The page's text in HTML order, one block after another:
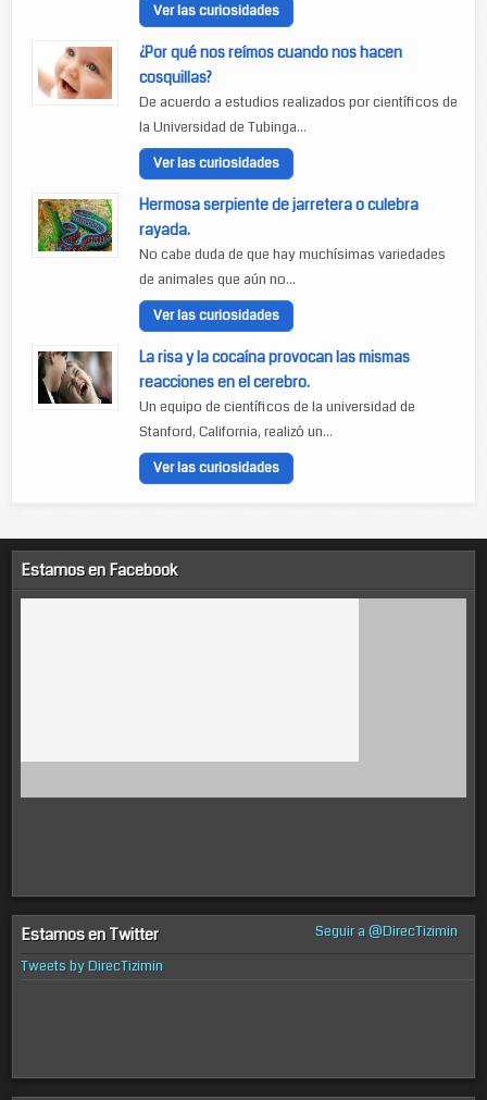
Ver las curiosidades
¿Por qué nos reímos cuando nos hacen
cosquillas?
De acuerdo a estudios realizados por científicos de
la Universidad de Tubinga...
Ver las curiosidades
Hermosa serpiente de jarretera o culebra
rayada.
No cabe duda de que hay muchísimas variedades
de animales que aún no...
Ver las curiosidades
La risa y la cocaína provocan las mismas
reacciones en el cerebro.
Un equipo de científicos de la universidad de
Stanford, California, realizó un...
Ver las curiosidades
Estamos en Facebook
Estamos en Twitter
Seguir a @DirecTizimin
Tweets by DirecTizimin